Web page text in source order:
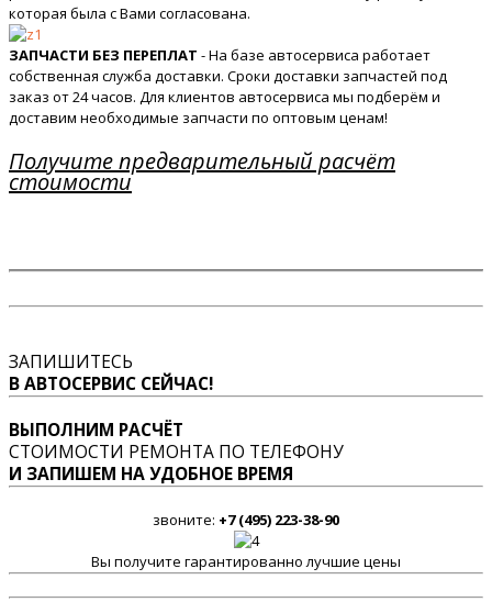
которая была с Вами согласована.
ЗАПЧАСТИ БЕЗ ПЕРЕПЛАТ - На базе автосервиса работает
собственная служба доставки. Сроки доставки запчастей под
заказ от 24 часов. Для клиентов автосервиса мы подберём и
доставим необходимые запчасти по оптовым ценам!
Получите предварительный расчёт
стоимости
ЗАПИШИТЕСЬ
В АВТОСЕРВИС СЕЙЧАС!
ВЫПОЛНИМ РАСЧЁТ
СТОИМОСТИ РЕМОНТА ПО ТЕЛЕФОНУ
И ЗАПИШЕМ НА УДОБНОЕ ВРЕМЯ
звоните: +7 (495) 223-38-90
Вы получите гарантированно лучшие цены